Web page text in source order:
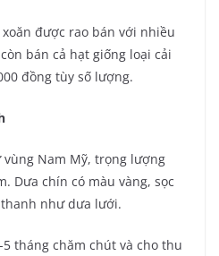
được rao bán với nhiều
bán cả hạt giống loại cải
đồng tùy số lượng.
Nam Mỹ, trọng lượng
Dưa chín có màu vàng, sọc
như dưa lưới.
tháng chăm chút và cho thu